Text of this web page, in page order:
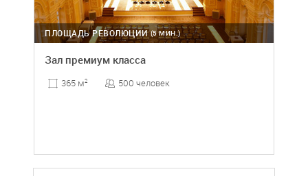
(5 МИН.)
ПЛОЩАДЬ РЕВОЛЮЦИИ
Зал премиум класса
365 м2 500 человек